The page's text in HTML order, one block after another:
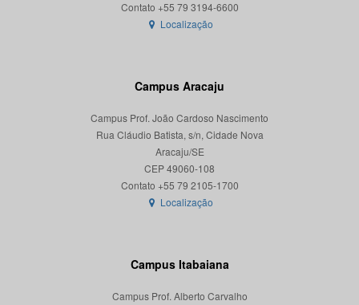
Localização
Campus Aracaju
Campus Prof. João Cardoso Nascimento
Rua Cláudio Batista, s/n, Cidade Nova
Aracaju/SE
CEP 49060-108
Localização
Campus Itabaiana
Campus Prof. Alberto Carvalho